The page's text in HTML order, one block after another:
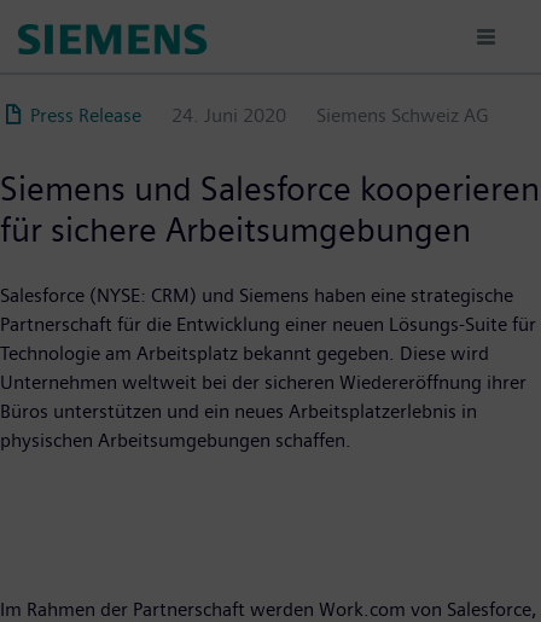
zum
Press Release
24. Juni 2020 Siemens Schweiz AG
Siemens und Salesforce kooperieren
für sichere Arbeitsumgebungen
Salesforce (NYSE: CRM) und Siemens haben eine strategische
Partnerschaft für die Entwicklung einer neuen Lösungs-Suite für
Technologie am Arbeitsplatz bekannt gegeben. Diese wird
Unternehmen weltweit bei der sicheren Wiedereröffnung ihrer
Büros unterstützen und ein neues Arbeitsplatzerlebnis in
physischen Arbeitsumgebungen schaffen.
Im Rahmen der Partnerschaft werden Work.com von Salesforce,